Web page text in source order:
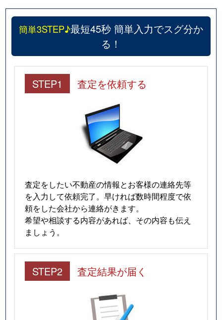
簡単3STEP♪最短45秒 簡単入力でスグ分か
る！
STEP1 査定を依頼する
査定をしたい不動産の情報とお客様の連絡先等
を入力して依頼完了。早ければ数時間程度で依
頼をした会社から連絡がきます。
希望や相談する内容があれば、その内容も伝え
ましょう。
STEP2 査定結果が届く